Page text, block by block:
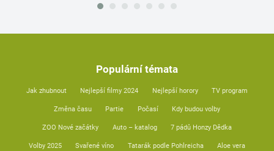
Populární témata
Jak zhubnout Nejlepší filmy 2024 Nejlepší horory TV program
Změna času Partie Počasí Kdy budou volby
ZOO Nové začátky Auto – katalog 7 pádů Honzy Dědka
Volby 2025 Svařené víno Tatarák podle Pohlreicha Aloe vera